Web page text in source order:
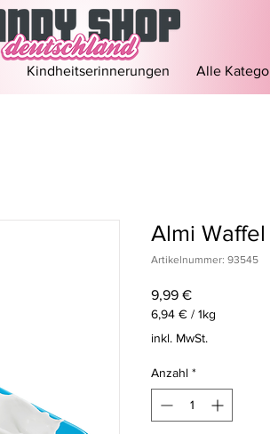
Kindheitserinnerungen Alle
Almi
Artikelnummer: 93545
9,99 €Preis
6,94 € / 1kg
6,94 €
pro
Kilogramm
inkl. MwSt.
Anzahl *